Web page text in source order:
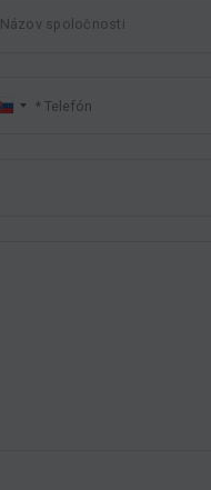
Názov spoločnosti